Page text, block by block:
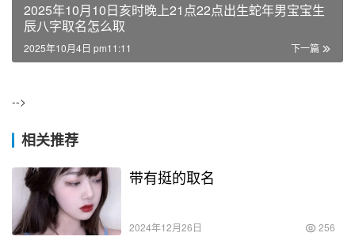
2025年10月10日亥时晚上21点22点出生蛇年男宝宝生
辰八字取名怎么取
下一篇
2025年10月4日 pm11:11
-->
相关推荐
带有挺的取名
2024年12月26日 256